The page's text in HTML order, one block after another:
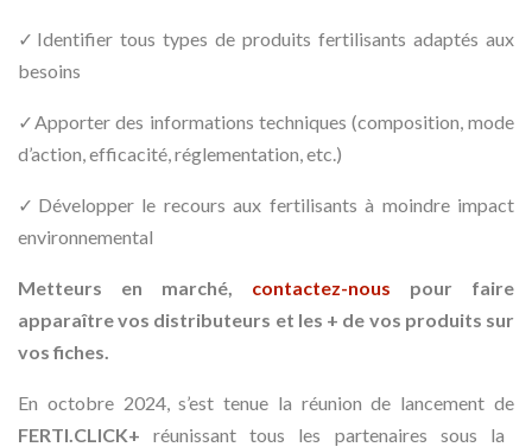
✓Identifier tous types de produits fertilisants adaptés aux
besoins
✓Apporter des informations techniques (composition, mode
d’action, efficacité, réglementation, etc.)
✓Développer le recours aux fertilisants à moindre impact
environnemental
Metteurs en marché, contactez-nous pour faire
apparaître vos distributeurs et les + de vos produits sur
vos fiches.
En octobre 2024, s’est tenue la réunion de lancement de
FERTI.CLICK+réunissant tous les partenaires sous la